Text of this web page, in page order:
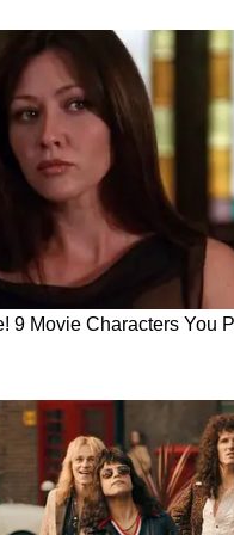
के बयान से पैदा हुए
प्रस्ताव पारित किए और
कहा गया, "जमीयत उलेमा-
को देश की
मानती है। यह हमारे लंबे
and ethos) से
कि विभिन्न धर्मों के
(नेशनल न्यूज़) - Get
and breaking
India on Asianet News